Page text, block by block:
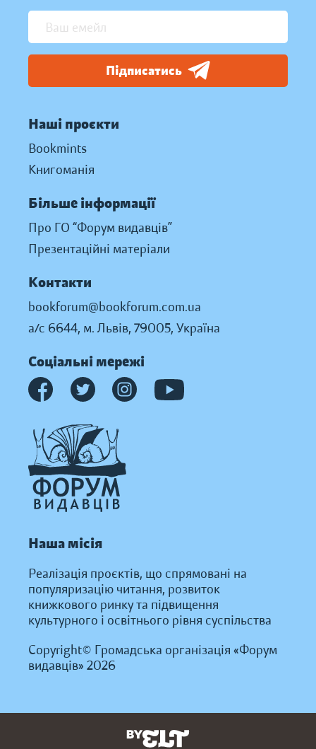
Підписатись
Наші проєкти
Bookmints
Книгоманія
Більше інформації
Про ГО “Форум видавців”
Презентаційні матеріали
Контакти
bookforum@bookforum.com.ua
а/с 6644, м. Львів, 79005, Україна
Соціальні мережі
Наша місія
Реалізація проєктів, що спрямовані на
популяризацію читання, розвиток
книжкового ринку та підвищення
культурного і освітнього рівня суспільства
Copyright© Громадська організація «Форум
видавців» 2026